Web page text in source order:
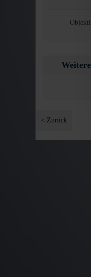
< Zurück